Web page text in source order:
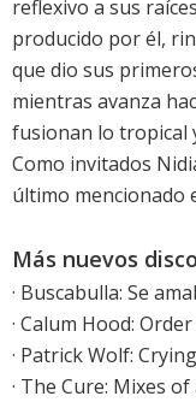
reflexivo a sus
producido por él,
que dio sus
mientras avanza
fusionan lo tropical
Como invitados
último mencionado
Más nuevos
· Buscabulla: Se
· Calum Hood:
· Patrick Wolf:
· The Cure: Mixes